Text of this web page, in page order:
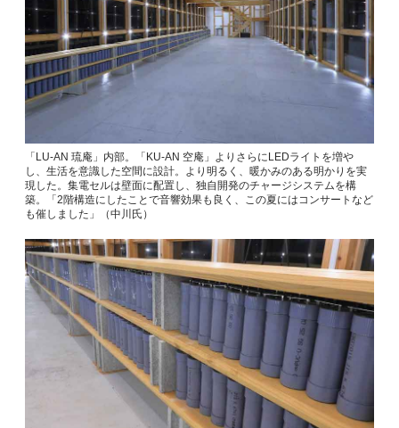
「LU-AN 琉庵」内部。「KU-AN 空庵」よりさらにLEDライトを増や
し、生活を意識した空間に設計。より明るく、暖かみのある明かりを実
現した。集電セルは壁面に配置し、独自開発のチャージシステムを構
築。「2階構造にしたことで音響効果も良く、この夏にはコンサートなど
も催しました」（中川氏）